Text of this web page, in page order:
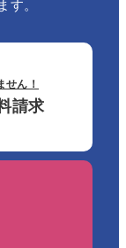
す。
せん！
請求